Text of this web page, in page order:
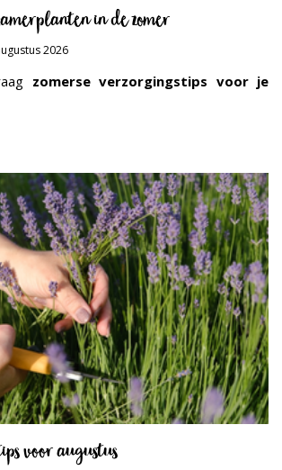
in de zomer
2026
zomerse verzorgingstips voor je
voor augustus